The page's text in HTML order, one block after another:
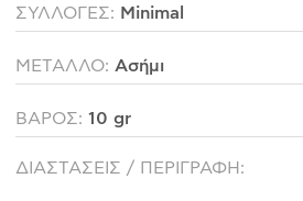
Ο ΛΟΓΑΡΙΑΣΜΌΣ ΜΟΥ
ΑΠΟΣΤΟΛΈΣ/
ΠΟΛΙΤΙΚΉ ΑΠΟΡΡΉΤΟΥ
ΣΥΛΛΟΓΕΣ: Minimal
ΜΕΤΑΛΛΟ: Ασήμι
ΒΑΡΟΣ: 10 gr
ΔΙΑΣΤΑΣΕΙΣ / ΠΕΡΙΓΡΑΦΗ: